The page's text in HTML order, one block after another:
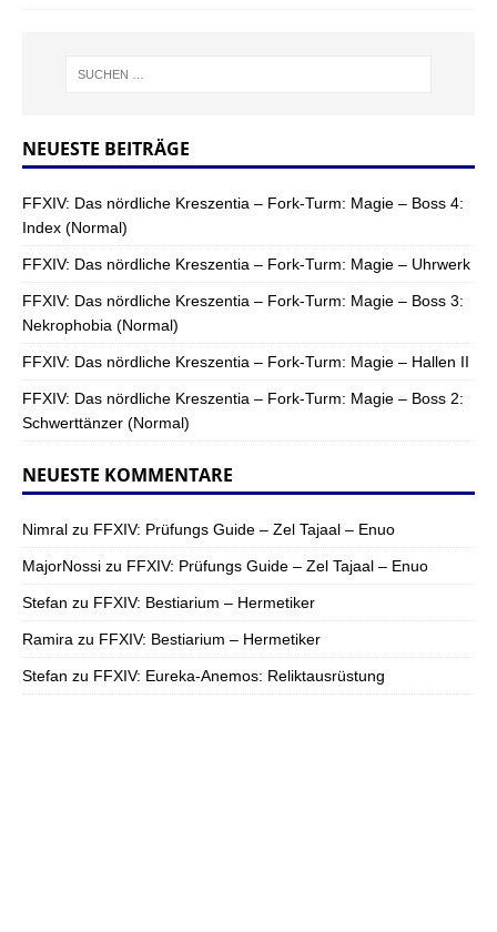
NEUESTE BEITRÄGE
FFXIV: Das nördliche Kreszentia – Fork-Turm: Magie – Boss 4:
Index (Normal)
FFXIV: Das nördliche Kreszentia – Fork-Turm: Magie – Uhrwerk
FFXIV: Das nördliche Kreszentia – Fork-Turm: Magie – Boss 3:
Nekrophobia (Normal)
FFXIV: Das nördliche Kreszentia – Fork-Turm: Magie – Hallen II
FFXIV: Das nördliche Kreszentia – Fork-Turm: Magie – Boss 2:
Schwerttänzer (Normal)
NEUESTE KOMMENTARE
Nimral zu FFXIV: Prüfungs Guide – Zel Tajaal – Enuo
MajorNossi zu FFXIV: Prüfungs Guide – Zel Tajaal – Enuo
Stefan zu FFXIV: Bestiarium – Hermetiker
Ramira zu FFXIV: Bestiarium – Hermetiker
Stefan zu FFXIV: Eureka-Anemos: Reliktausrüstung